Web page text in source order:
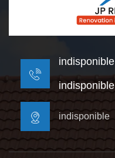
indisponible
indisponible
indisponible